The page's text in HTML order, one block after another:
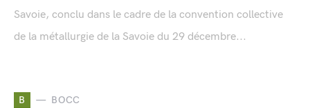
Savoie, conclu dans le cadre de la convention collective
de la métallurgie de la Savoie du 29 décembre...
B BOCC